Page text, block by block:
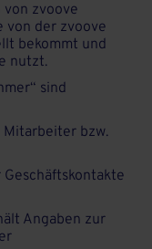
von zvoove
von der zvoove
bekommt und
nutzt.
sind
Mitarbeiter bzw.
Angaben zur